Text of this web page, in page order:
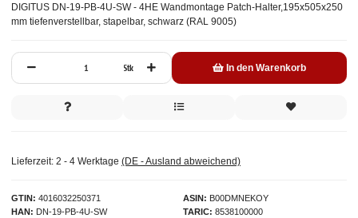
GTIN 4016032250371
HAN
DN-19-PB-4U-SW
ASIN
B00DMNEKOY
TARIC
8538100000
DIGITUS DN-19-PB-4U-SW - 4HE Wandmontage Patch-Halter,195x505x250
mm tiefenverstellbar, stapelbar, schwarz (RAL 9005)
Stk In den Warenkorb
Lieferzeit: 2 - 4 Werktage (DE - Ausland abweichend)